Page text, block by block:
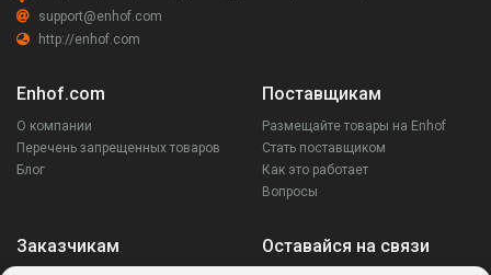
support@enhof.com
http://enhof.com
Enhof.com
О компании
Перечень запрещенных товаров
Блог
Поставщикам
Размещайте товары на Enhof
Стать поставщиком
Как это работает
Вопросы
Заказчикам Оставайся на связи